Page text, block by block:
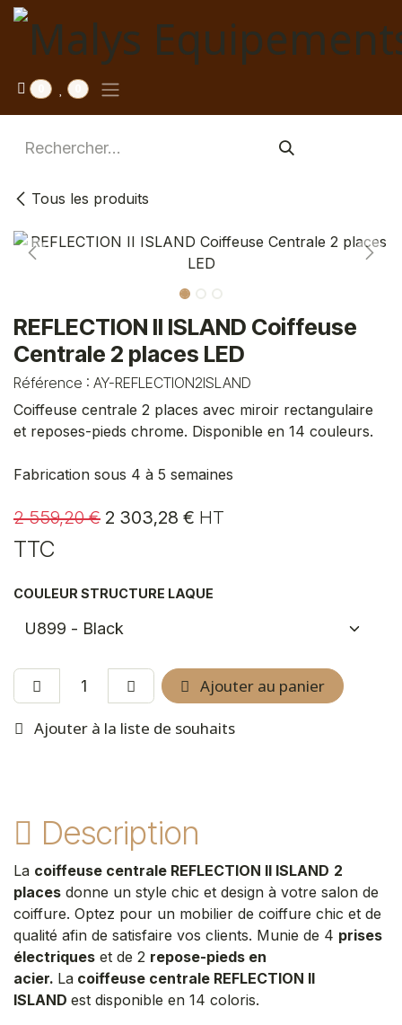
Se rendre au contenu
Tous les produits
REFLECTION II ISLAND Coiffeuse
Centrale 2 places LED
Référence : AY-REFLECTION2ISLAND
Coiffeuse centrale 2 places avec miroir rectangulaire
et reposes-pieds chrome. Disponible en 14 couleurs.
Fabrication sous 4 à 5 semaines
2 559,20€ 2 303,28 € HT
TTC
COULEUR STRUCTURE LAQUE
Ajouter au panier
Ajouter à la liste de souhaits
Description
La coiffeuse centrale REFLECTION II ISLAND 2
places donne un style chic et design à votre salon de
coiffure. Optez pour un mobilier de coiffure chic et de
qualité afin de satisfaire vos clients. Munie de 4 prises
électriques et de 2 repose-pieds en
acier. La coiffeuse centrale REFLECTION II
ISLAND est disponible en 14 coloris.